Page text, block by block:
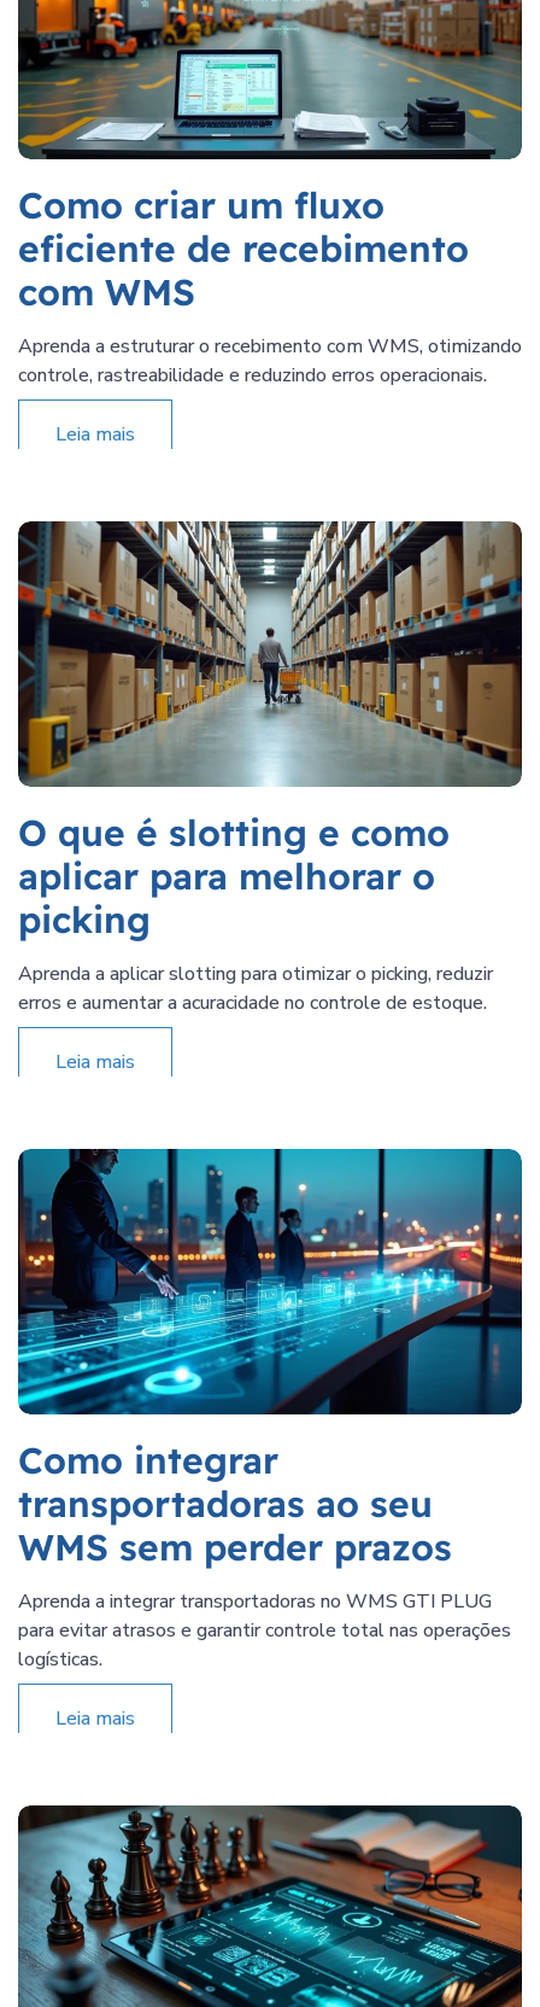
Como criar um fluxo
eficiente de recebimento
com WMS
Aprenda a estruturar o recebimento com WMS, otimizando
controle, rastreabilidade e reduzindo erros operacionais.
Leia mais
O que é slotting e como
aplicar para melhorar o
picking
Aprenda a aplicar slotting para otimizar o picking, reduzir
erros e aumentar a acuracidade no controle de estoque.
Leia mais
Como integrar
transportadoras ao seu
WMS sem perder prazos
Aprenda a integrar transportadoras no WMS GTI PLUG
para evitar atrasos e garantir controle total nas operações
logísticas.
Leia mais